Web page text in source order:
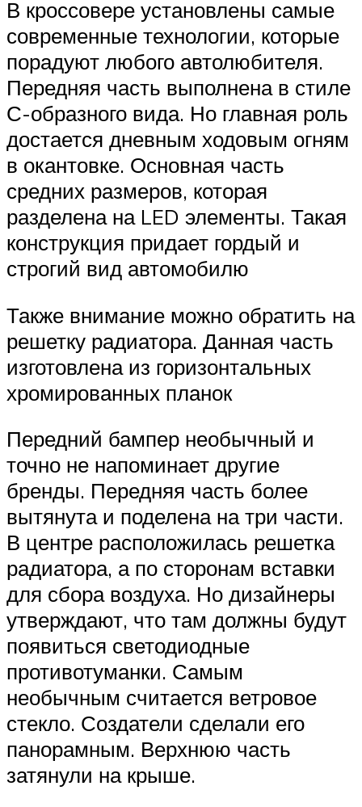
В кроссовере установлены самые
современные технологии, которые
порадуют любого автолюбителя.
Передняя часть выполнена в стиле
С-образного вида. Но главная роль
достается дневным ходовым огням
в окантовке. Основная часть
средних размеров, которая
разделена на LED элементы. Такая
конструкция придает гордый и
строгий вид автомобилю
Также внимание можно обратить на
решетку радиатора. Данная часть
изготовлена из горизонтальных
хромированных планок
Передний бампер необычный и
точно не напоминает другие
бренды. Передняя часть более
вытянута и поделена на три части.
В центре расположилась решетка
радиатора, а по сторонам вставки
для сбора воздуха. Но дизайнеры
утверждают, что там должны будут
появиться светодиодные
противотуманки. Самым
необычным считается ветровое
стекло. Создатели сделали его
панорамным. Верхнюю часть
затянули на крыше.